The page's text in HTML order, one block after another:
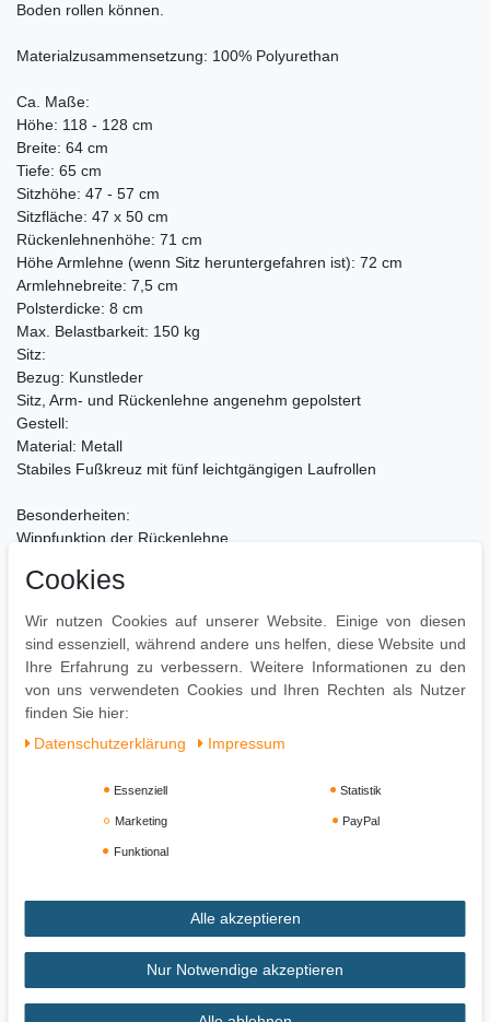
Boden rollen können.
Materialzusammensetzung: 100% Polyurethan
Ca. Maße:
Höhe: 118 - 128 cm
Breite: 64 cm
Tiefe: 65 cm
Sitzhöhe: 47 - 57 cm
Sitzfläche: 47 x 50 cm
Rückenlehnenhöhe: 71 cm
Höhe Armlehne (wenn Sitz heruntergefahren ist): 72 cm
Armlehnebreite: 7,5 cm
Polsterdicke: 8 cm
Max. Belastbarkeit: 150 kg
Sitz:
Bezug: Kunstleder
Sitz, Arm- und Rückenlehne angenehm gepolstert
Gestell:
Material: Metall
Stabiles Fußkreuz mit fünf leichtgängigen Laufrollen
Besonderheiten:
Wippfunktion der Rückenlehne
Stabile Konstruktion & strapazierfähiger Bezug
Leichte Verschmutzung mit feuchtem Baumwolltuch abwischen
Zur Reinigung empfehlen wir ein mit lauwarmem Wasser
angefeuchtetes Baumwolltuch
Oberflächen nur mit geeignetem Aufsatz absaugen
Impressum Daten­schutz­erklärung AGB
Cookies
Wir nutzen Cookies auf unserer Website. Einige von diesen
sind essenziell, während andere uns helfen, diese Website und
Ihre Erfahrung zu verbessern. Weitere Informationen zu den
von uns verwendeten Cookies und Ihren Rechten als Nutzer
finden Sie hier:
Daten­schutz­erklärung
Impressum
Essenziell Statistik
Marketing PayPal
Funktional
Alle akzeptieren
Nur Notwendige akzeptieren